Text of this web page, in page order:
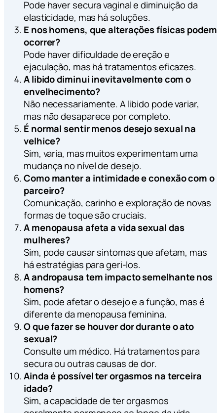
Pode haver secura vaginal e diminuição da
elasticidade, mas há soluções.
E nos homens, que alterações físicas podem
ocorrer?
Pode haver dificuldade de ereção e
ejaculação, mas há tratamentos eficazes.
A libido diminui inevitavelmente com o
envelhecimento?
Não necessariamente. A libido pode variar,
mas não desaparece por completo.
É normal sentir menos desejo sexual na
velhice?
Sim, varia, mas muitos experimentam uma
mudança no nível de desejo.
Como manter a intimidade e conexão com o
parceiro?
Comunicação, carinho e exploração de novas
formas de toque são cruciais.
A menopausa afeta a vida sexual das
mulheres?
Sim, pode causar sintomas que afetam, mas
há estratégias para geri-los.
A andropausa tem impacto semelhante nos
homens?
Sim, pode afetar o desejo e a função, mas é
diferente da menopausa feminina.
O que fazer se houver dor durante o ato
sexual?
Consulte um médico. Há tratamentos para
secura ou outras causas de dor.
Ainda é possível ter orgasmos na terceira
idade?
Sim, a capacidade de ter orgasmos